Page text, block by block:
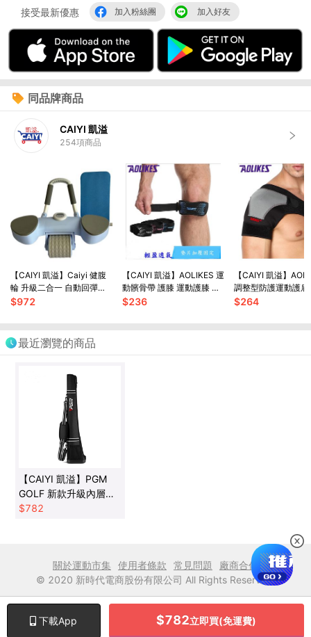
接受最新優惠 加入粉絲團 加入好友
同品牌商品
CAIYI 凱溢
254項商品
【CAIYI 凱溢】Caiyi 健腹
輪 升級二合一 自動回彈健
腹輪 卷腹輪 炫腹輪 練腹肌
$972
【CAIYI 凱溢】AOLIKES 運
動髕骨帶 護膝 運動護膝 調
節加壓 護髖 運動防護 運動
$236
【CAIYI 凱溢】
調整型防護運動護
壓固定 肩膀關節拉
$264
最近瀏覽的商品
【CAIYI 凱溢】PGM
GOLF 新款升級內層硬
殼輕便高爾夫球桿包 裝
$782
下載App $782立即買(免運費)
關於運動市集 使用者條款 常見問題
廠商合作
© 2020 新時代電商股份有限公司 All Rights Reserved.